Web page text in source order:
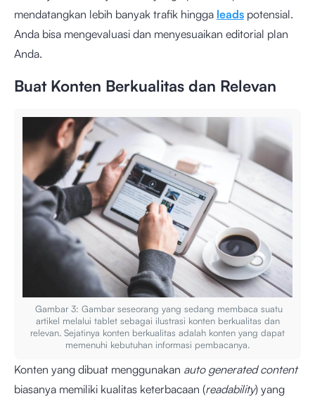
mendatangkan lebih banyak trafik hingga leads potensial.
Anda bisa mengevaluasi dan menyesuaikan editorial plan
Anda.
Buat Konten Berkualitas dan Relevan
Gambar 3: Gambar seseorang yang sedang membaca suatu
artikel melalui tablet sebagai ilustrasi konten berkualitas dan
relevan. Sejatinya konten berkualitas adalah konten yang dapat
memenuhi kebutuhan informasi pembacanya.
Konten yang dibuat menggunakan auto generated content
biasanya memiliki kualitas keterbacaan (readability) yang